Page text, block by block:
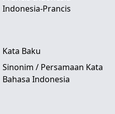
Indonesia-Prancis
Kata Baku
Sinonim / Persamaan Kata
Bahasa Indonesia